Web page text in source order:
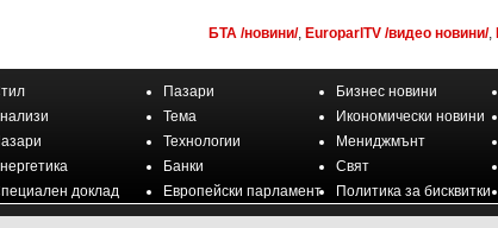
БТА /новини/, EuroparlTV /видео новини/,
Пазари Бизнес новини
Тема Икономически новини
Технологии Мениджмънт
Банки Свят
доклад Европейски парламент Политика за бисквитки